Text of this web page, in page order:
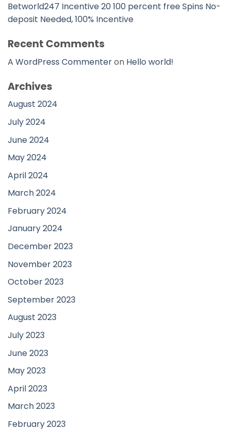
Betworld247 Incentive 20 100 percent free Spins No-
deposit Needed, 100% Incentive
Recent Comments
A WordPress Commenteron Hello world!
Archives
August 2024
July 2024
June 2024
May 2024
April 2024
March 2024
February 2024
January 2024
December 2023
November 2023
October 2023
September 2023
August 2023
July 2023
June 2023
May 2023
April 2023
March 2023
February 2023